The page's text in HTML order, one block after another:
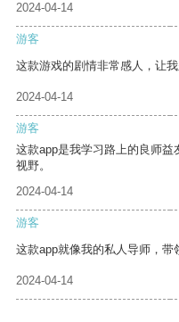
2024-04-14
游客
这款游戏的剧情非常感人，让我
2024-04-14
游客
这款app是我学习路上的良师
视野。
2024-04-14
游客
这款app就像我的私人导师，带
2024-04-14